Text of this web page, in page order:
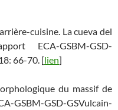
cuisine. La cueva del
ECA-GSBM-GSD-
66-70. [lien]
du massif de
GSD-GSVulcain-